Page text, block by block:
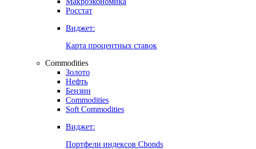
Макроэкономика
Страницы стран
Макроэкономика
Росстат
Виджет:
Карта процентных ставок
Commodities
Золото
Нефть
Бензин
Commodities
Soft Commodities